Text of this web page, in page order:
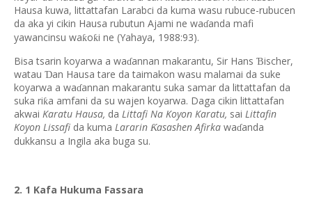
Hausa kuwa, littattafan Larabci da kuma wasu rubuce-rubucen
da aka yi cikin Hausa rubutun Ajami ne waɗanda mafi
yawancinsu waƙoƙi ne (Yahaya, 1988:93).
Bisa tsarin koyarwa a waɗannan makarantu, Sir Hans Ɓischer,
watau Ɗan Hausa tare da taimakon wasu malamai da suke
koyarwa a waɗannan makarantu suka samar da littattafan da
suka riƙa amfani da su wajen koyarwa. Daga cikin littattafan
akwai Karatu Hausa, da Littafi Na Koyon Karatu, sai Littafin
Koyon Lissafi da kuma Lararin Ƙasashen Afirka waɗanda
dukkansu a Ingila aka buga su.
2. 1 Kafa Hukuma Fassara